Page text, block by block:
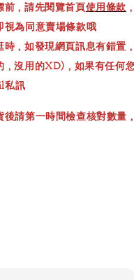
前，請先閱覽首頁使用條款
視為同意賣場條款哦
時，如發現網頁訊息有錯置
，沒用的XD)，如果有任何
私訊
後請第一時間檢查核對數量